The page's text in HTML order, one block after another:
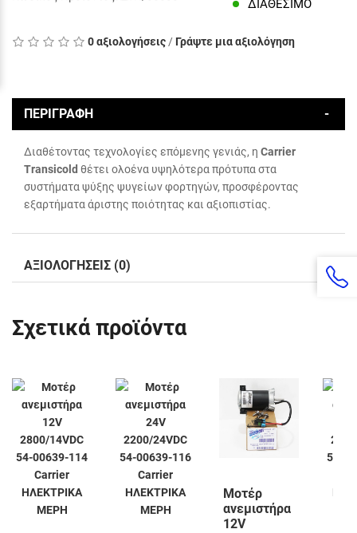
ΔΙΑΘΈΣΙΜΟ
0 αξιολογήσεις / Γράψτε μια αξιολόγηση
ΠΕΡΙΓΡΑΦΉ
Διαθέτοντας τεχνολογίες επόμενης γενιάς, η Carrier
Transicold θέτει ολοένα υψηλότερα πρότυπα στα
συστήματα ψύξης ψυγείων φορτηγών, προσφέροντας
εξαρτήματα άριστης ποιότητας και αξιοπιστίας.
ΑΞΙΟΛΟΓΉΣΕΙΣ (0)
Σχετικά προϊόντα
Μοτέρ
ανεμιστήρα
12V